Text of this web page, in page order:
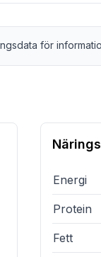
för
Energi
Protein
Fett